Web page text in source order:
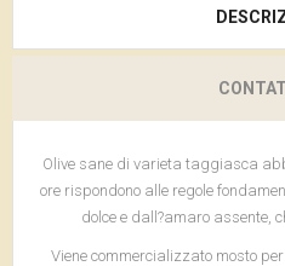
Olive sane di varieta taggiasca
ore rispondono alle regole
dolce e dall?amaro assente,
Viene commercializzato mosto